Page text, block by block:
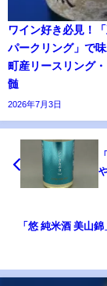
ワイン好き必見！
パークリング」で
町産リースリング
髄
2026年7月3日
「悠 純米酒 美山